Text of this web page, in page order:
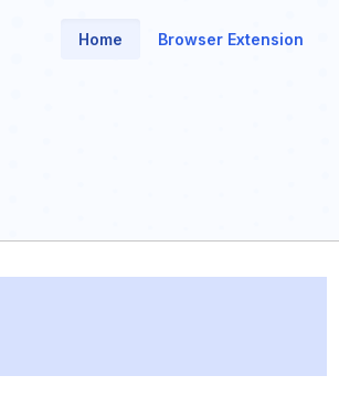
Home Browser Extension